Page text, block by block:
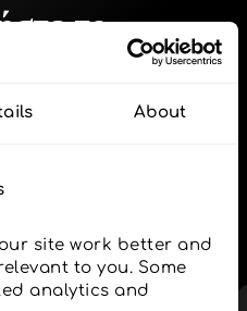
About
site work better and
to you. Some
analytics and
το
ATM χωρίς